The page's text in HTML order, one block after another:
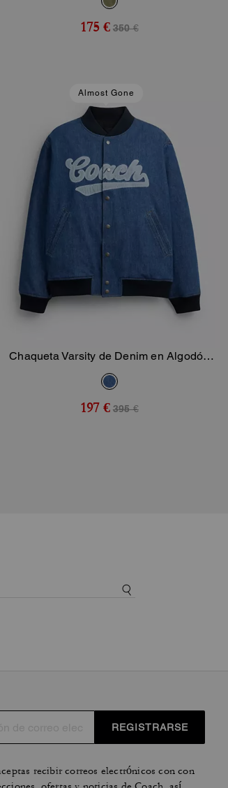
175 € 350 €
Almost Gone
Añadir A La Cesta
Chaqueta Varsity de Denim en Algodón
Orgánico
197 € 395 €
REGISTRARSE
recibir correos electrónicos con con